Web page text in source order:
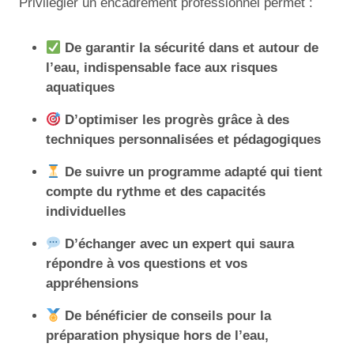
Privilégier un encadrement professionnel permet :
De garantir la sécurité dans et autour de
l’eau, indispensable face aux risques
aquatiques
D’optimiser les progrès grâce à des
techniques personnalisées et pédagogiques
De suivre un programme adapté qui tient
compte du rythme et des capacités
individuelles
D’échanger avec un expert qui saura
répondre à vos questions et vos
appréhensions
De bénéficier de conseils pour la
préparation physique hors de l’eau,